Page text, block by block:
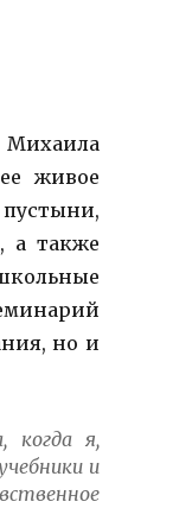
живое
а также
но и
когда я,
и